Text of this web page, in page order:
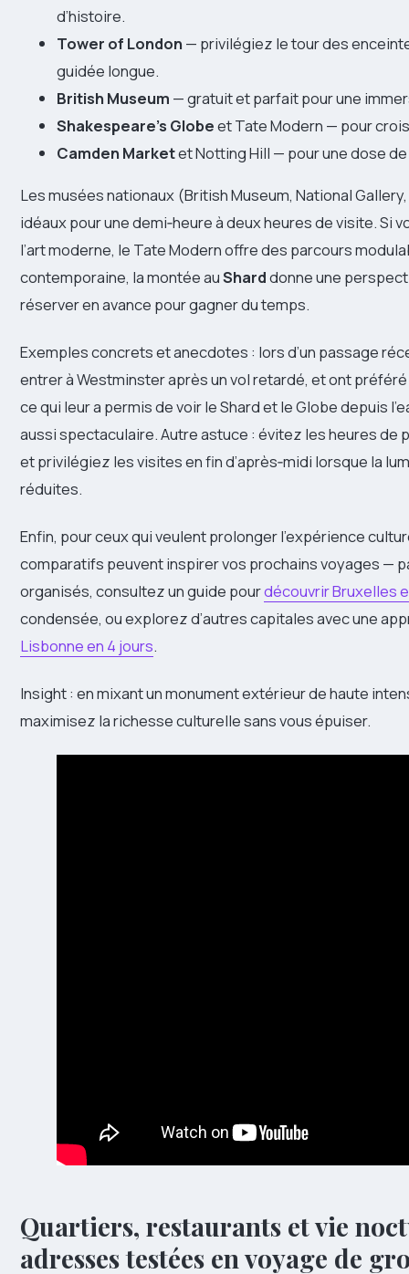
d’histoire.
Tower of London — privilégiez le tour des
guidée longue.
British Museum — gratuit et parfait pour une
Shakespeare’s Globeet Tate Modern — pour
Camden Marketet Notting Hill — pour une dose
Les musées nationaux (British Museum, National
idéaux pour une demi‑heure à deux heures de visite. Si
l’art moderne, le Tate Modern offre des parcours
contemporaine, la montée auSharddonne une
réserver en avance pour gagner du temps.
Exemples concrets et anecdotes : lors d’un passage
entrer à Westminster après un vol retardé, et ont
ce qui leur a permis de voir le Shard et le Globe depuis
aussi spectaculaire. Autre astuce : évitez les heures
et privilégiez les visites en fin d’après‑midi lorsque la
réduites.
Enfin, pour ceux qui veulent prolonger l’expérience
comparatifs peuvent inspirer vos prochains voyages —
organisés, consultez un guide pourdécouvrir Bruxelles
condensée, ou explorez d’autres capitales avec une
Lisbonne en 4 jours.
Insight : en mixant un monument extérieur de haute
maximisez la richesse culturelle sans vous épuiser.
Quartiers, restaurants et vie
adresses testées en voyage de